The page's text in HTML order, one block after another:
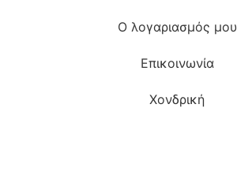
Ο λογαριασμός μου
Επικοινωνία
Χονδρική